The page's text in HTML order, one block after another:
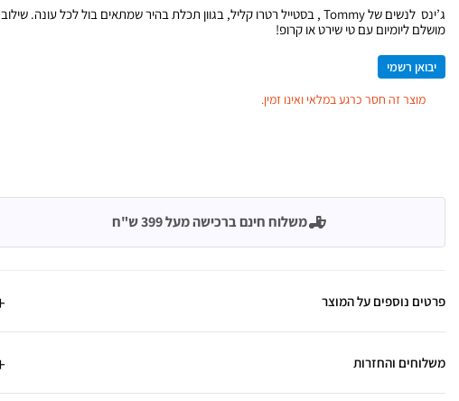
ג’ינס לנשים של Tommy , בסטייל רטרו קליל, בגוון תכלת בהיר שמתאים בול לכל עונה. שילוב
מושלם ליומיום עם טי שירט או קרופ!
יבואן רשמי
מוצר זה חסר כרגע במלאי ואינו זמין.
משלוח חינם ברכישה מעל 399 ש"ח
פרטים נוספים על המוצר
משלוחים והחזרות